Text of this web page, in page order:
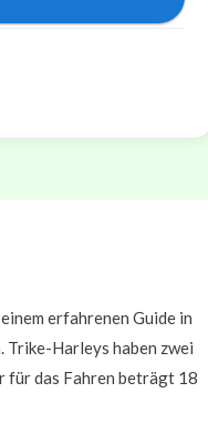
erfahrenen Guide in
Trike-Harleys haben zwei
für das Fahren beträgt 18